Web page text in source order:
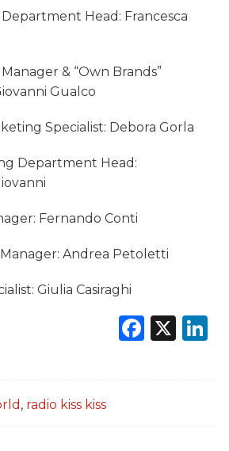
Head: Francesca
& “Own Brands”
Gualco
Specialist: Debora Gorla
Department Head:
Fernando Conti
Andrea Petoletti
Giulia Casiraghi
X
, radio kiss kiss